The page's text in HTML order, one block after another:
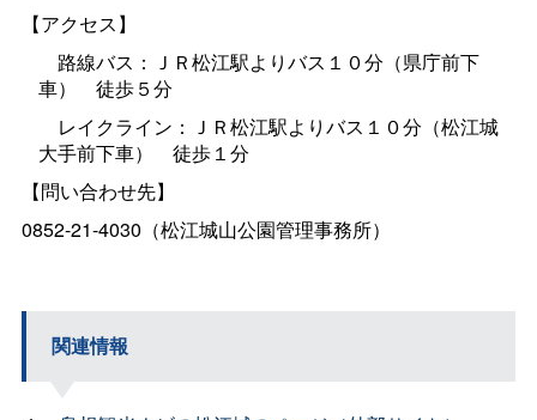
【アクセス】
路線バス：ＪＲ松江駅よりバス１０分（県庁前下
車） 徒歩５分
レイクライン：ＪＲ松江駅よりバス１０分（松江城
大手前下車） 徒歩１分
【問い合わせ先】
0852-21-4030 （松江城山公園管理事務所）
関連情報